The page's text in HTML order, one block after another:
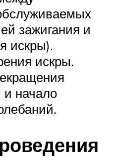
зажигания и
искры).
искры.
и начало